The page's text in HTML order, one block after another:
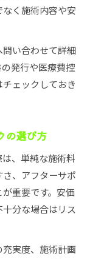
く施術内容や安
い合わせて詳細
発行や医療費控
ェックしておき
の選び方
、単純な施術料
、アフターサポ
重要です。安価
分な場合はリス
実度、施術計画